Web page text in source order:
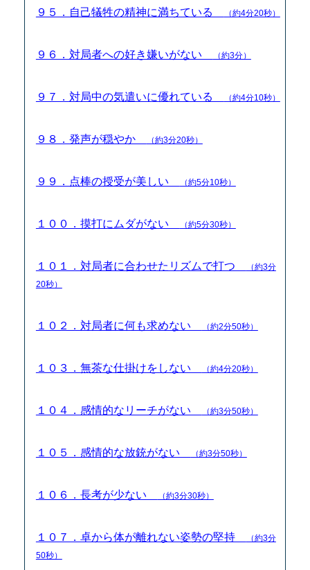
９５．自己犠牲の精神に満ちている （約4分20秒）
９６．対局者への好き嫌いがない （約3分）
９７．対局中の気遣いに優れている （約4分10秒）
９８．発声が穏やか （約3分20秒）
９９．点棒の授受が美しい （約5分10秒）
１００．摸打にムダがない （約5分30秒）
１０１．対局者に合わせたリズムで打つ
（約3分
20秒）
１０２．対局者に何も求めない （約2分50秒）
１０３．無茶な仕掛けをしない （約4分20秒）
１０４．感情的なリーチがない （約3分50秒）
１０５．感情的な放銃がない （約3分50秒）
１０６．長考が少ない （約3分30秒）
１０７．卓から体が離れない姿勢の堅持
（約3分
50秒）